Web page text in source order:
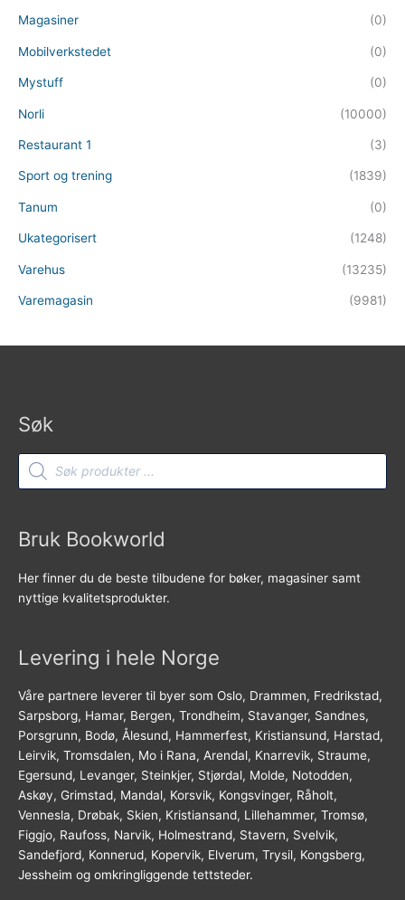
Magasiner (0)
Mobilverkstedet (0)
Mystuff (0)
Norli (10000)
Restaurant 1 (3)
Sport og trening (1839)
Tanum (0)
Ukategorisert (1248)
Varehus (13235)
Varemagasin (9981)
Søk
Products
search
Bruk Bookworld
Her finner du de beste tilbudene for bøker, magasiner samt
nyttige kvalitetsprodukter.
Levering i hele Norge
Våre partnere leverer til byer som Oslo, Drammen, Fredrikstad,
Sarpsborg, Hamar, Bergen, Trondheim, Stavanger, Sandnes,
Porsgrunn, Bodø, Ålesund, Hammerfest, Kristiansund, Harstad,
Leirvik, Tromsdalen, Mo i Rana, Arendal, Knarrevik, Straume,
Egersund, Levanger, Steinkjer, Stjørdal, Molde, Notodden,
Askøy, Grimstad, Mandal, Korsvik, Kongsvinger, Råholt,
Vennesla, Drøbak, Skien, Kristiansand, Lillehammer, Tromsø,
Figgjo, Raufoss, Narvik, Holmestrand, Stavern, Svelvik,
Sandefjord, Konnerud, Kopervik, Elverum, Trysil, Kongsberg,
Jessheim og omkringliggende tettsteder.